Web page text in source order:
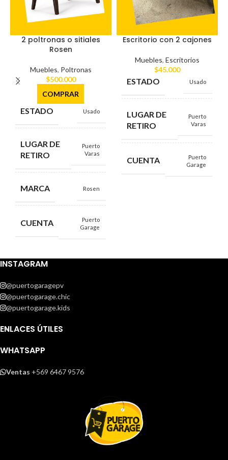
2 poltronas o sitiales
Rosen
Muebles, Poltronas
$500.000
COMPRAR
ESTADO Usado
LUGAR DE
RETIRO
Puerto
Varas
MARCA Rosen
CUENTA
Puerto
Garage
Escritorio con 2 cajones
Muebles, Escritorios
$45.000
ESTADO Usado
LUGAR DE
RETIRO
Puerto
Varas
CUENTA
Puerto
Garage
INSTAGRAM
@puertogaragepv
@puertogarage.chic
@puertogarage.kids
ENLACES ÚTILES
WHATSAPP
Ventas +569 6467 9576